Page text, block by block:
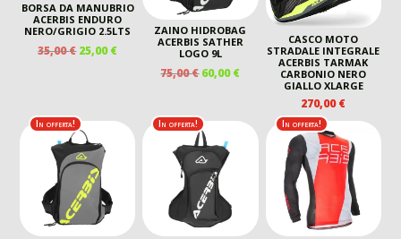
BORSA DA MANUBRIO
ACERBIS ENDURO
NERO/GRIGIO 2.5LTS
35,00€ IL
25,00€IL
ATTUALE
25,00 €.
ZAINO HIDROBAG
ACERBIS SATHER
LOGO 9L
75,00€ IL
ERA:
75,00 €.
60,00€IL
PREZZO
È:
60,00 €.
CASCO MOTO
STRADALE INTEGRALE
ACERBIS TARMAK
CARBONIO NERO
GIALLO XLARGE
270,00€
In offerta! In offerta! In offerta!